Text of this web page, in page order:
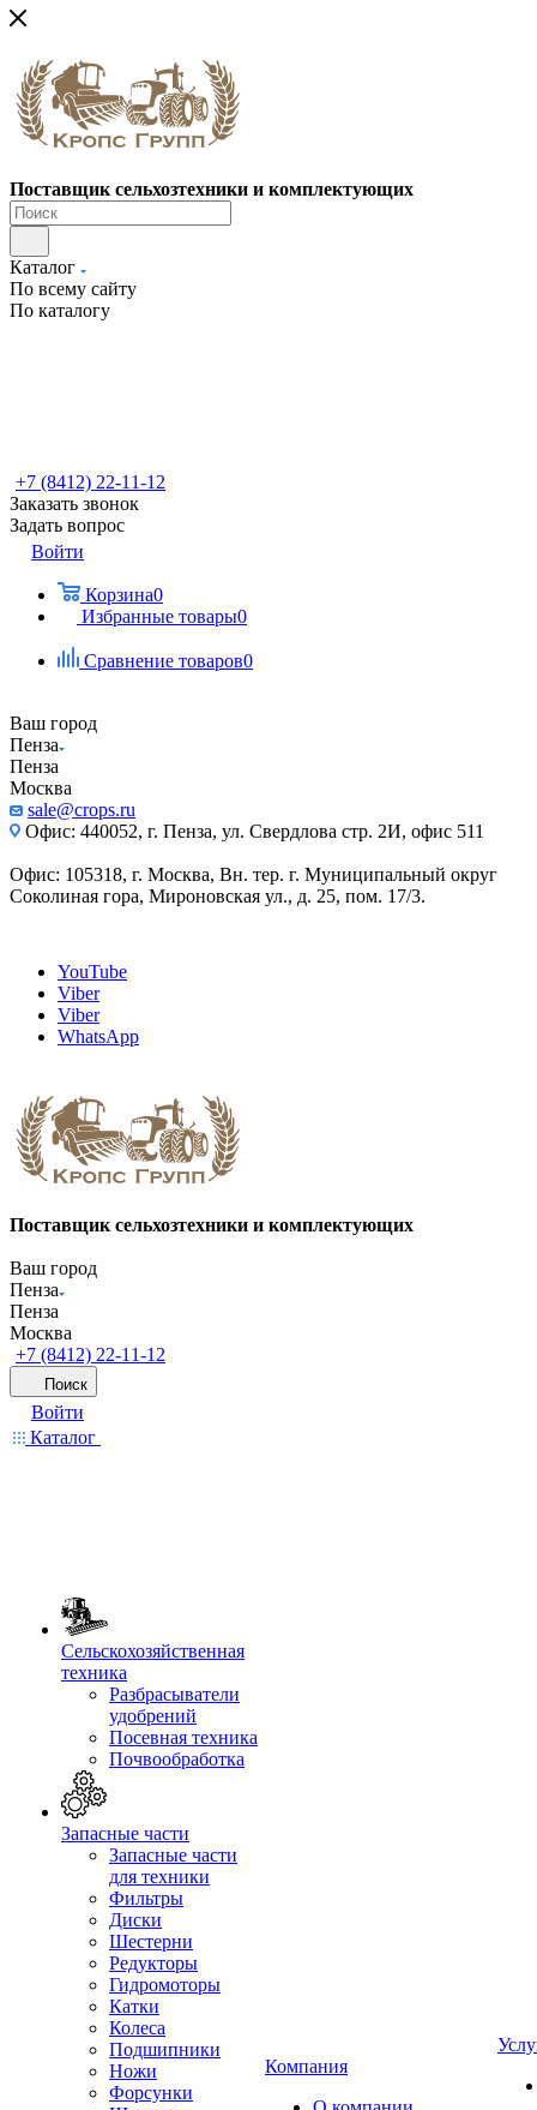
Поставщик сельхозтехники и комплектующих
Каталог
По всему сайту
По каталогу
+7 (8412) 22-11-12
Заказать звонок
Задать вопрос
Войти
Корзина0
Избранные товары0
Сравнение товаров0
Ваш город
Пенза
Пенза
Москва
sale@crops.ru
Офис: 440052, г. Пенза, ул. Свердлова стр. 2И, офис 511
Офис: 105318, г. Москва, Вн. тер. г. Муниципальный округ
Соколиная гора, Мироновская ул., д. 25, пом. 17/3.
YouTube
Viber
Viber
WhatsApp
Поставщик сельхозтехники и комплектующих
Ваш город
Пенза
Пенза
Москва
+7 (8412) 22-11-12
Поиск
Войти
Каталог
Сельскохозяйственная
техника
Разбрасыватели
удобрений
Посевная техника
Почвообработка
Запасные части
Запасные части
для техники
Фильтры
Диски
Шестерни
Редукторы
Гидромоторы
Катки
Колеса
Подшипники
Ножи
Форсунки
Компания